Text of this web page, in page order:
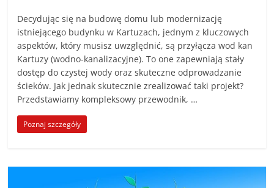
Decydując się na budowę domu lub modernizację
istniejącego budynku w Kartuzach, jednym z kluczowych
aspektów, który musisz uwzględnić, są przyłącza wod kan
Kartuzy (wodno-kanalizacyjne). To one zapewniają stały
dostęp do czystej wody oraz skuteczne odprowadzanie
ścieków. Jak jednak skutecznie zrealizować taki projekt?
Przedstawiamy kompleksowy przewodnik, …
Poznaj szczegóły